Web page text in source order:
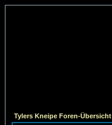
Tylers Kneipe Foren-Übersicht